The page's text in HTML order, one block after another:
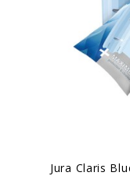
Jura Claris